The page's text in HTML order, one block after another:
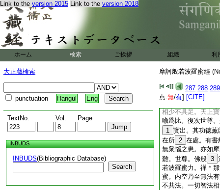
Link to the version 2015 Link to the version 2018
ホーム 検索 ご挨拶 組織 利
大正蔵検索
punctuation Hangul Eng
TextNo. Vol. Page
INBUDS
INBUDS(Bibliographic Database)
Search
摩訶般若波羅蜜經
287 288 289
点:無/有] [CITE]
子女人眼痛膚
16
愈。若有癩瘡惡腫
愈。復次世尊。是摩
作黄赤白紅縹色。
22 中水即爲 23
難問釋提桓因言。
是天上寶爲是閻浮
難。是天上寶
相少不具足。天上
喩爲比。復次世尊
1 寳出。其功徳
在所 2 在處。有書
無衆惱之患。亦如
難。世尊。佛般 3
若波羅蜜力。禪＊
蜜。内空乃至無法
不共法。一切智法